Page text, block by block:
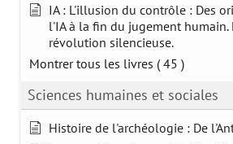
IA : L'illusion du contrôle : Des
l'IA à la fin du jugement humain.
révolution silencieuse.
Montrer tous les livres ( 45 )
Sciences humaines et sociales
Histoire de l'archéologie : De